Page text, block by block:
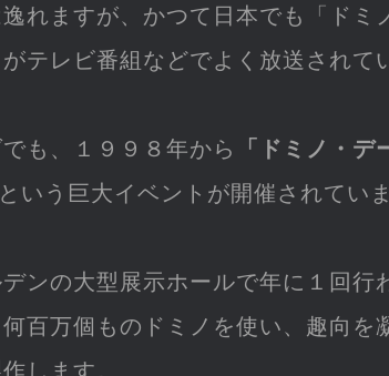
れますが、かつて日本でも「ドミ
テレビ番組などでよく放送されて
も、１９９８年から
「ドミノ・
という巨大イベントが開催されていま
ンの大型展示ホールで年に１回行
何百万個ものドミノを使い、趣向を
します。